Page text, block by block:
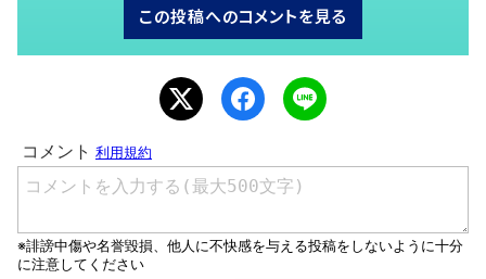
この投稿へのコメントを見る